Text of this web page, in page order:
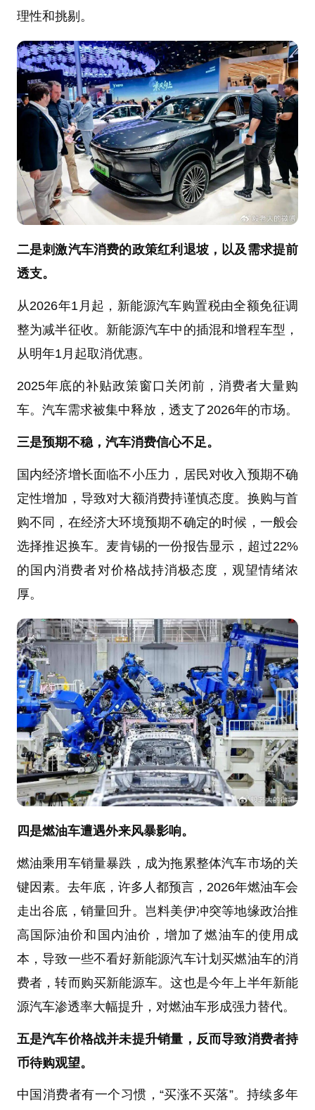
理性和挑剔。
二是刺激汽车消费的政策红利退坡，以及需求提前
透支。
从2026年1月起，新能源汽车购置税由全额免征调
整为减半征收。新能源汽车中的插混和增程车型，
从明年1月起取消优惠。
2025年底的补贴政策窗口关闭前，消费者大量购
车。汽车需求被集中释放，透支了2026年的市场。
三是预期不稳，汽车消费信心不足。
国内经济增长面临不小压力，居民对收入预期不确
定性增加，导致对大额消费持谨慎态度。换购与首
购不同，在经济大环境预期不确定的时候，一般会
选择推迟换车。麦肯锡的一份报告显示，超过22%
的国内消费者对价格战持消极态度，观望情绪浓
厚。
四是燃油车遭遇外来风暴影响。
燃油乘用车销量暴跌，成为拖累整体汽车市场的关
键因素。去年底，许多人都预言，2026年燃油车会
走出谷底，销量回升。岂料美伊冲突等地缘政治推
高国际油价和国内油价，增加了燃油车的使用成
本，导致一些不看好新能源汽车计划买燃油车的消
费者，转而购买新能源车。这也是今年上半年新能
源汽车渗透率大幅提升，对燃油车形成强力替代。
五是汽车价格战并未提升销量，反而导致消费者持
币待购观望。
中国消费者有一个习惯，“买涨不买落”。持续多年